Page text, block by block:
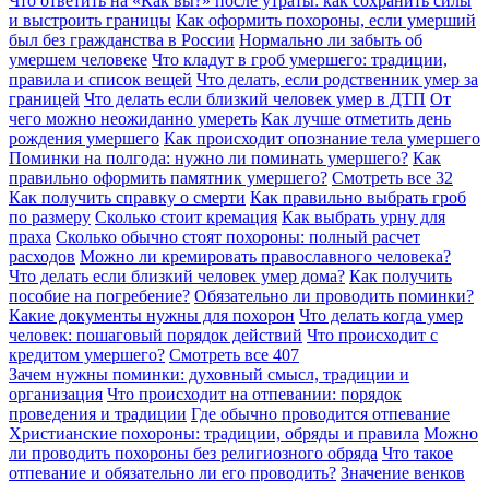
и выстроить границы Как оформить похороны, если умерший
был без гражданства в России Нормально ли забыть об
умершем человеке Что кладут в гроб умершего: традиции,
правила и список вещей Что делать, если родственник умер за
границей Что делать если близкий человек умер в ДТП От
чего можно неожиданно умереть Как лучше отметить день
рождения умершего Как происходит опознание тела умершего
Поминки на полгода: нужно ли поминать умершего? Как
правильно оформить памятник умершего? Смотреть все 32
Как получить справку о смерти Как правильно выбрать гроб
по размеру Сколько стоит кремация Как выбрать урну для
праха Сколько обычно стоят похороны: полный расчет
расходов Можно ли кремировать православного человека?
Что делать если близкий человек умер дома? Как получить
пособие на погребение? Обязательно ли проводить поминки?
Какие документы нужны для похорон Что делать когда умер
человек: пошаговый порядок действий Что происходит с
кредитом умершего? Смотреть все 407
Зачем нужны поминки: духовный смысл, традиции и
организация Что происходит на отпевании: порядок
проведения и традиции Где обычно проводится отпевание
Христианские похороны: традиции, обряды и правила Можно
ли проводить похороны без религиозного обряда Что такое
отпевание и обязательно ли его проводить? Значение венков